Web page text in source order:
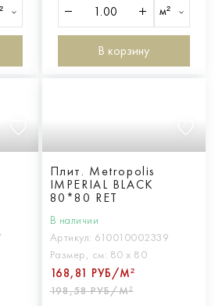
м²
В корзину
Плит. Metropolis
IMPERIAL BLACK
80*80 RET
В наличии
Артикул: 610010002339
Размер, см: 80 х 80
168,81 РУБ/М²
198,58 РУБ/М²